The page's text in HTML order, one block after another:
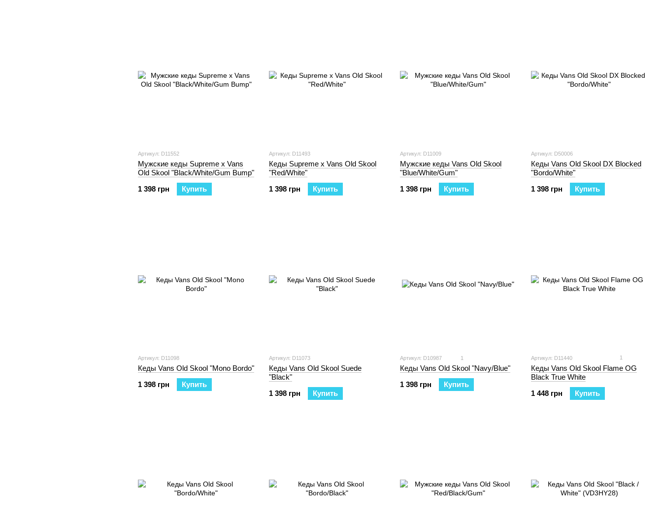
Артикул: D11552
Мужские кеды Supreme x Vans
Old Skool "Black/White/Gum Bump"
1 398 грн
Купить
Артикул: D11493
Кеды Supreme x Vans Old Skool
"Red/White"
1 398 грн
Купить
Артикул: D11009
Мужские кеды Vans Old Skool
"Blue/White/Gum"
1 398 грн
Купить
Артикул: D50006
Кеды Vans Old Skool DX Blocked
"Bordo/White"
1 398 грн
Купить
Артикул: D11098
Кеды Vans Old Skool "Mono Bordo"
1 398 грн
Купить
Артикул: D11073
Кеды Vans Old Skool Suede
"Black"
1 398 грн
Купить
Артикул: D10987 1
Кеды Vans Old Skool "Navy/Blue"
1 398 грн
Купить
Артикул: D11440 1
Кеды Vans Old Skool Flame OG
Black True White
1 448 грн
Купить